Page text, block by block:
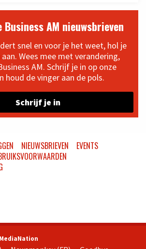
Business AM nieuwsbrieven
snel en voor je het weet, hol je
Wees mee met verandering,
AM. Schrijf je in op onze
houd de vinger aan de pols.
Schrijf je in
NIEUWSBRIEVEN
EVENTS
MediaNation